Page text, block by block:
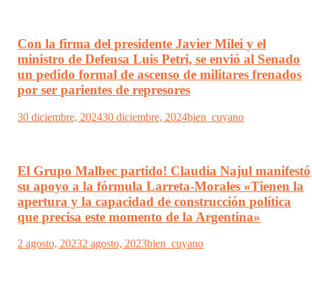
Con la firma del presidente Javier Milei y el
ministro de Defensa Luis Petri, se envió al Senado
un pedido formal de ascenso de militares frenados
por ser parientes de represores
30 diciembre, 202430 diciembre, 2024bien_cuyano
El Grupo Malbec partido! Claudia Najul manifestó
su apoyo a la fórmula Larreta-Morales «Tienen la
apertura y la capacidad de construcción política
que precisa este momento de la Argentina»
2 agosto, 20232 agosto, 2023bien_cuyano